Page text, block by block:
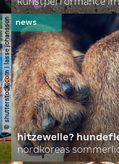
© shutterstock.com | lasse johansson
hitzewelle?